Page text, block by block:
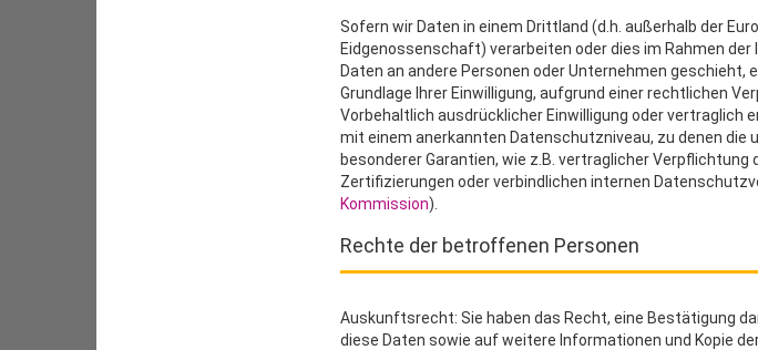
Sofern wir Daten in einem Drittland (d.h. außerhalb der
Eidgenossenschaft) verarbeiten oder dies im Rahmen
Daten an andere Personen oder Unternehmen
Grundlage Ihrer Einwilligung, aufgrund einer rechtlichen
Vorbehaltlich ausdrücklicher Einwilligung oder vertraglich
mit einem anerkannten Datenschutzniveau, zu denen die
besonderer Garantien, wie z.B. vertraglicher
Zertifizierungen oder verbindlichen internen
Kommission).
Rechte der betroffenen Personen
Auskunftsrecht: Sie haben das Recht, eine Bestätigung
diese Daten sowie auf weitere Informationen und Kopie